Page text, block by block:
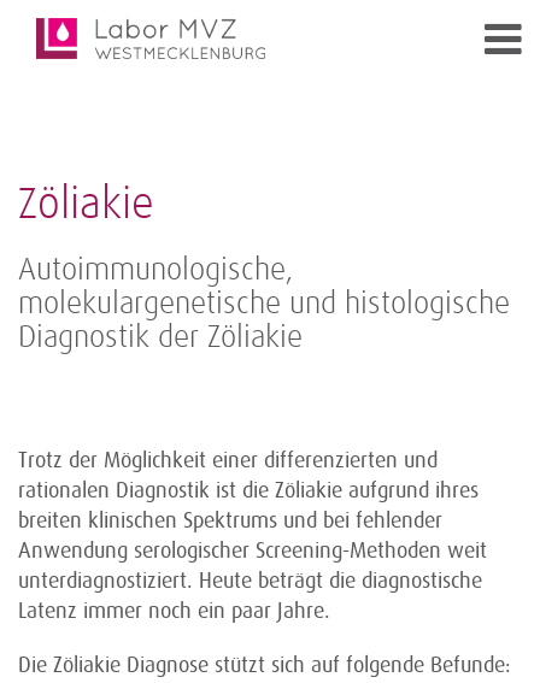
Zöliakie
Autoimmunologische,
molekulargenetische und histologische
Diagnostik der Zöliakie
Trotz der Möglichkeit einer differenzierten und
rationalen Diagnostik ist die Zöliakie aufgrund ihres
breiten klinischen Spektrums und bei fehlender
Anwendung serologischer Screening-Methoden weit
unterdiagnostiziert. Heute beträgt die diagnostische
Latenz immer noch ein paar Jahre.
Die Zöliakie Diagnose stützt sich auf folgende Befunde: